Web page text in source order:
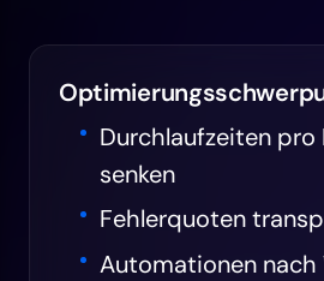
Durchlaufzeiten pro
senken
Fehlerquoten
Automationen nach